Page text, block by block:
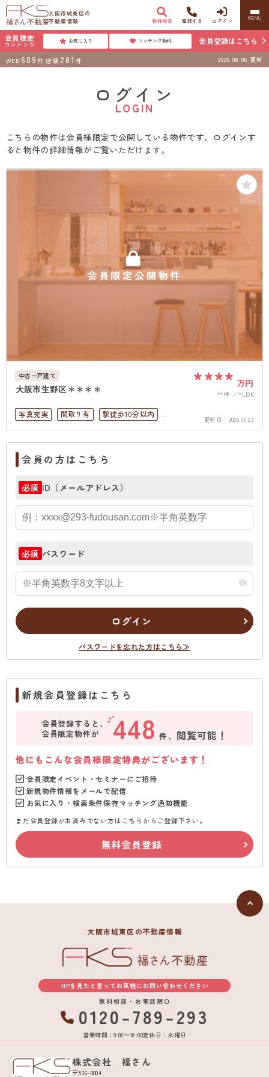
大阪市城東区の
不動産情報
物件検索 電話する ログイン MENU
会員限定
コンテンツ お気に入り マッチング物件 会員登録はこちら
WEB 609 件 店頭 281 件 2026.08.06 更新
ログイン
LOGIN
こちらの物件は会員様限定で公開している物件です。ログインす
ると物件の詳細情報がご覧いただけます。
会員限定公開物件
中古一戸建て
大阪市生野区＊＊＊＊ **** 万円
**坪 *LDK
写真充実 間取り有
駅徒歩10分以内
ペット可
4LDK以上
駐車場１台無料
上下水道完備
角部屋
更新日： 2026.06.23
会員の方はこちら
必須 ID（メールアドレス）
必須 パスワード
ログイン
パスワードを忘れた方はこちら≫
新規会員登録はこちら
会員登録すると、
会員限定物件が
448 件、 閲覧可能！
他にもこんな会員様限定特典がございます！
会員限定イベント・セミナーにご招待
新規物件情報をメールで配信
お気に入り・検索条件保存マッチング通知機能
まだ会員登録がお済みでない方はこちらからご登録下さい。
無料会員登録
大阪市城東区の不動産情報
HPを見たと言ってお気軽にお問い合わせください
無料相談・お電話窓口
0120-789-293
営業時間：9:00〜18:00定休日：水曜日
株式会社 福さん
〒536-0004